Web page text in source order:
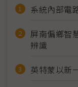
系統內部電
屏南偏鄉智
辨識
英特蒙以新